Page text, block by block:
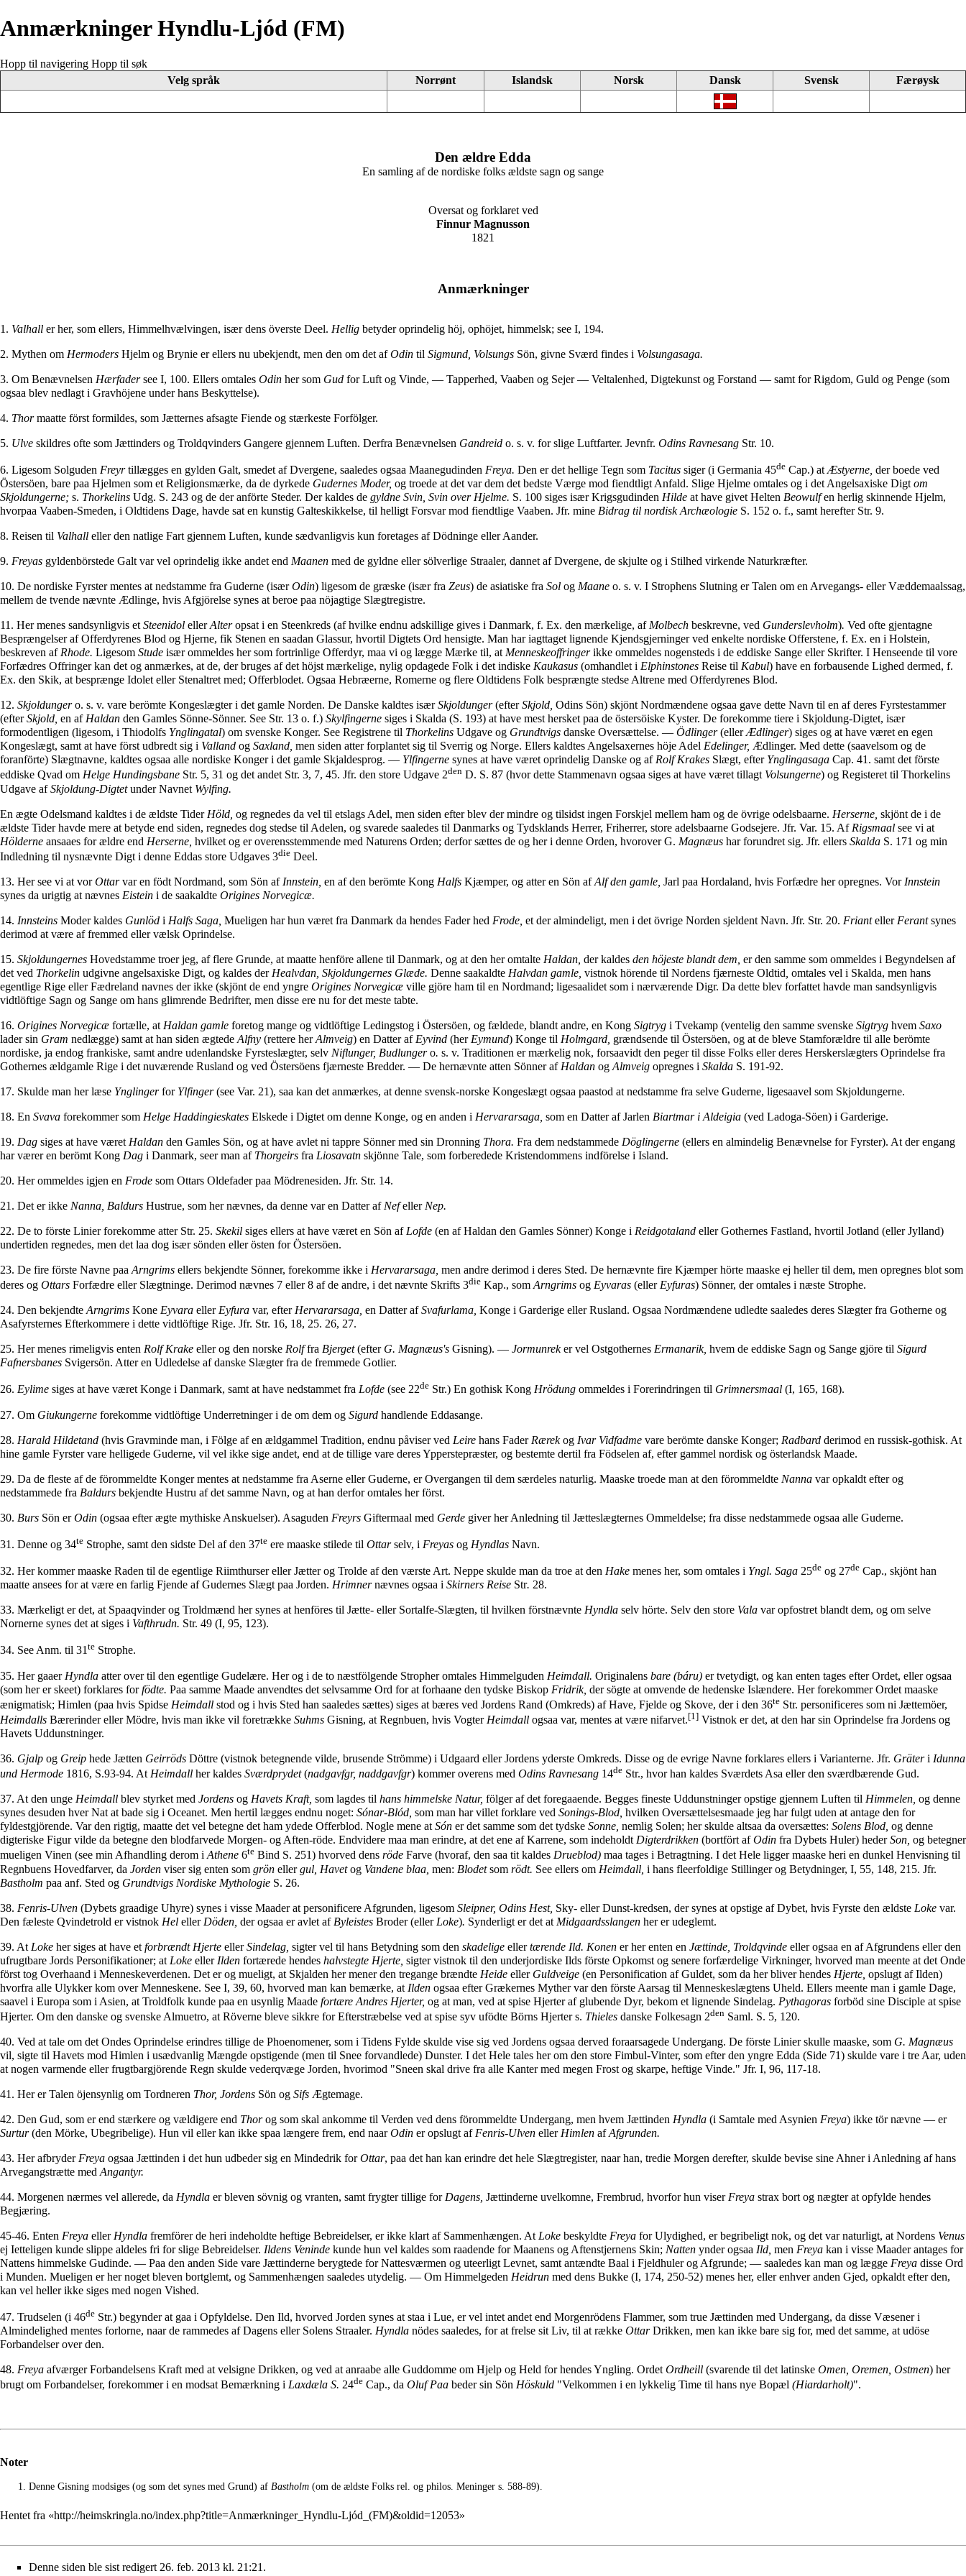
Anmærkninger Hyndlu-Ljód (FM)
Hopp til navigering Hopp til søk
Velg språk
Norrønt Islandsk Norsk Dansk Svensk Færøysk
Den ældre Edda
En samling af de nordiske folks ældste sagn og sange
Oversat og forklaret ved
Finnur Magnusson
1821
Anmærkninger
1. Valhall er her, som ellers, Himmelhvælvingen, især dens överste Deel. Hellig betyder oprindelig höj, ophöjet, himmelsk; see I, 194.
2. Mythen om Hermoders Hjelm og Brynie er ellers nu ubekjendt, men den om det afOdin til Sigmund, Volsungs Sön, givne Sværd findes i Volsungasaga.
3. Om Benævnelsen Hærfadersee I, 100. Ellers omtales Odin her som Gud for Luft og Vinde, — Tapperhed, Vaaben og Sejer — Veltalenhed, Digtekunst og Forstand — samt for Rigdom, Guld og Penge (som
ogsaa blev nedlagt i Gravhöjene under hans Beskyttelse).
4. Thormaatte först formildes, som Jætternes afsagte Fiende og stærkeste Forfölger.
5. Ulve skildres ofte som Jættinders og Troldqvinders Gangere gjennem Luften. Derfra Benævnelsen Gandreid o. s. v. for slige Luftfarter. Jevnfr. Odins Ravnesang Str. 10.
6. Ligesom Solguden Freyrtillægges en gylden Galt, smedet af Dvergene, saaledes ogsaa Maanegudinden Freya. Den er det hellige Tegn som Tacitus siger (i Germania 45de Cap.) at Æstyerne, der boede ved
Östersöen, bare paa Hjelmen som et Religionsmærke, da de dyrkede Gudernes Moder, og troede at det var dem det bedste Værge mod fiendtligt Anfald. Slige Hjelme omtales og i det Angelsaxiske Digt om
Skjoldungerne; s. Thorkelins Udg. S. 243 og de der anförte Steder. Der kaldes de gyldne Svin, Svin over Hjelme. S. 100 siges især Krigsgudinden Hilde at have givet Helten Beowulfen herlig skinnende Hjelm,
hvorpaa Vaaben-Smeden, i Oldtidens Dage, havde sat en kunstig Galteskikkelse, til helligt Forsvar mod fiendtlige Vaaben. Jfr. mine Bidrag til nordisk Archæologie S. 152 o. f., samt herefter Str. 9.
8. Reisen til Valhall eller den natlige Fart gjennem Luften, kunde sædvanligvis kun foretages af Dödninge eller Aander.
9. Freyas gyldenbörstede Galt var vel oprindelig ikke andet end Maanen med de gyldne eller sölverlige Straaler, dannet af Dvergene, de skjulte og i Stilhed virkende Naturkræfter.
10. De nordiske Fyrster mentes at nedstamme fra Guderne (isærOdin) ligesom de græske (især fra Zeus) de asiatiske fra Sol og Maane o. s. v. I Strophens Slutning er Talen om en Arvegangs- eller Væddemaalssag,
mellem de tvende nævnte Ædlinge, hvis Afgjörelse synes at beroe paa nöjagtige Slægtregistre.
11. Her menes sandsynligvis et Steenidol ellerAlteropsat i en Steenkreds (af hvilke endnu adskillige gives i Danmark, f. Ex. den mærkelige, af Molbech beskrevne, ved Gunderslevholm). Ved ofte gjentagne
Besprængelser af Offerdyrenes Blod og Hjerne, fik Stenen en saadan Glassur, hvortil Digtets Ord hensigte. Man har iagttaget lignende Kjendsgjerninger ved enkelte nordiske Offerstene, f. Ex. en i Holstein,
beskreven af Rhode. Ligesom Stude især ommeldes her som fortrinlige Offerdyr, maa vi og lægge Mærke til, at Menneskeoffringerikke ommeldes nogensteds i de eddiske Sange eller Skrifter. I Henseende til vore
Forfædres Offringer kan det og anmærkes, at de, der bruges af det höjst mærkelige, nylig opdagede Folk i det indiske Kaukasus (omhandlet i Elphinstones Reise til Kabul) have en forbausende Lighed dermed, f.
Ex. den Skik, at besprænge Idolet eller Stenaltret med; Offerblodet. Ogsaa Hebræerne, Romerne og flere Oldtidens Folk besprængte stedse Altrene med Offerdyrenes Blod.
12. Skjoldungero. s. v. vare berömte Kongeslægter i det gamle Norden. De Danske kaldtes isærSkjoldunger(efterSkjold, Odins Sön) skjönt Nordmændene ogsaa gave dette Navn til en af deres Fyrstestammer
(efterSkjold, en af Haldan den Gamles Sönne-Sönner. See Str. 13 o. f.) Skylfingerne siges i Skalda (S. 193) at have mest hersket paa de östersöiske Kyster. De forekomme tiere i Skjoldung-Digtet, især
formodentligen (ligesom, i Thiodolfs Ynglingatal) om svenske Konger. See Registrene til Thorkelins Udgave og Grundtvigs danske Oversættelse. — Ödlinger(ellerÆdlinger) siges og at have været en egen
Kongeslægt, samt at have först udbredt sig i Valland og Saxland, men siden atter forplantet sig til Sverrig og Norge. Ellers kaldtes Angelsaxernes höje Adel Edelinger, Ædlinger. Med dette (saavelsom og de
foranförte) Slægtnavne, kaldtes ogsaa alle nordiske Konger i det gamle Skjaldesprog. — Ylfingerne synes at have været oprindelig Danske og af Rolf Krakes Slægt, efter Ynglingasaga Cap. 41. samt det förste
eddiske Qvad om Helge Hundingsbane Str. 5, 31 og det andet Str. 3, 7, 45. Jfr. den store Udgave 2den D. S. 87 (hvor dette Stammenavn ogsaa siges at have været tillagt Volsungerne) og Registeret til Thorkelins
Udgave afSkjoldung-Digtetunder Navnet Wylfing.
En ægte Odelsmand kaldtes i de ældste Tider Höld, og regnedes da vel til etslags Adel, men siden efter blev der mindre og tilsidst ingen Forskjel mellem ham og de övrige odelsbaarne. Herserne, skjönt de i de
ældste Tider havde mere at betyde end siden, regnedes dog stedse til Adelen, og svarede saaledes til Danmarks og Tydsklands Herrer, Friherrer, store adelsbaarne Godsejere. Jfr. Var. 15. Af Rigsmaal see vi at
Hölderne ansaaes for ældre end Herserne, hvilket og er overensstemmende med Naturens Orden; derfor sættes de og her i denne Orden, hvorover G. Magnæus har forundret sig. Jfr. ellers Skalda S. 171 og min
Indledning til nysnævnte Digt i denne Eddas store Udgaves 3die Deel.
13. Her see vi at vorOttarvar en födt Nordmand, som Sön af Innstein, en af den berömte Kong Halfs Kjæmper, og atter en Sön afAlf den gamle, Jarl paa Hordaland, hvis Forfædre her opregnes. Vor Innstein
synes da urigtig at nævnes Eistein i de saakaldte Origines Norvegicæ.
14. Innsteins Moder kaldes Gunlöd i Halfs Saga, Mueligen har hun været fra Danmark da hendes Fader hed Frode, et der almindeligt, men i det övrige Norden sjeldent Navn. Jfr. Str. 20. Frianteller Ferantsynes
derimod at være af fremmed eller vælsk Oprindelse.
15. Skjoldungernes Hovedstamme troer jeg, af flere Grunde, at maatte henföre allene til Danmark, og at den her omtalte Haldan, der kaldes den höjeste blandt dem, er den samme som ommeldes i Begyndelsen af
det ved Thorkelin udgivne angelsaxiske Digt, og kaldes der Healvdan, Skjoldungernes Glæde. Denne saakaldte Halvdan gamle, vistnok hörende til Nordens fjærneste Oldtid omtales vel i Skalda, men hans
egentlige Rige eller Fædreland navnes der ikke (skjönt de end yngre Origines Norvegicæ ville gjöre ham til en Nordmand; ligesaalidet som i nærværende Digr. Da dette blev forfattet havde man sandsynligvis
vidtlöftige Sagn og Sange om hans glimrende Bedrifter, men disse ere nu for det meste tabte.
16. Origines Norvegicæ fortælle, at Haldan gamle foretog mange og vidtlöftige Ledingstog i Östersöen, og fældede, blandt andre, en Kong Sigtryg i Tvekamp (ventelig den samme svenske Sigtryg hvem Saxo
lader sin Gram nedlægge) samt at han siden ægtede Alfny (rettere herAlmveig) en Datter af Eyvind (her Eymund) Konge til Holmgard, grændsende til Östersöen, og at de bleve Stamforældre til alle berömte
nordiske, ja endog frankiske, samt andre udenlandske Fyrsteslægter, selv Niflunger, Budlungero. s. v. Traditionen er mærkelig nok, forsaavidt den peger til disse Folks eller deres Herskerslægters Oprindelse fra
Gothernes ældgamle Rige i det nuværende Rusland og ved Östersöens fjærneste Bredder. — De hernævnte atten Sönner af Haldan og Almveig opregnes i Skalda S. 191-92.
17. Skulde man her læse Ynglingerfor Ylfinger(see Var. 21), saa kan det anmærkes, at denne svensk-norske Kongeslægt ogsaa paastod at nedstamme fra selve Guderne, ligesaavel som Skjoldungerne.
18. En Svava forekommer som Helge Haddingieskates Elskede i Digtet om denne Konge, og en anden i Hervararsaga, som en Datter af Jarlen Biartmar i Aldeigia (ved Ladoga-Söen) i Garderige.
19. Dag siges at have været Haldan den Gamles Sön, og at have avlet ni tappre Sönner med sin Dronning Thora. Fra dem nedstammede Döglingerne (ellers en almindelig Benævnelse for Fyrster). At der engang
har værer en berömt Kong Dag i Danmark, seer man af Thorgeirs fra Liosavatn skjönne Tale, som forberedede Kristendommens indförelse i Island.
20. Her ommeldes igjen en Frode som Ottars Oldefader paa Mödrenesiden. Jfr. Str. 14.
21. Det er ikke Nanna, Baldurs Hustrue, som her nævnes, da denne var en Datter af Nefeller Nep.
22. De to förste Linier forekomme atter Str. 25. Skekil siges ellers at have været en Sön af Lofde (en af Haldan den Gamles Sönner) Konge i Reidgotaland eller Gothernes Fastland, hvortil Jotland (eller Jylland)
undertiden regnedes, men det laa dog især sönden eller östen for Östersöen.
23. De fire förste Navne paa Arngrims ellers bekjendte Sönner, forekomme ikke i Hervararsaga, men andre derimod i deres Sted. De hernævnte fire Kjæmper hörte maaske ej heller til dem, men opregnes blot som
deres og Ottars Forfædre eller Slægtninge. Derimod nævnes 7 eller 8 af de andre, i det nævnte Skrifts 3die Kap., som Arngrims og Eyvaras (eller Eyfuras) Sönner, der omtales i næste Strophe.
24. Den bekjendte Arngrims Kone Eyvara eller Eyfura var, efter Hervararsaga, en Datter afSvafurlama, Konge i Garderige eller Rusland. Ogsaa Nordmændene udledte saaledes deres Slægter fra Gotherne og
Asafyrsternes Efterkommere i dette vidtlöftige Rige. Jfr. Str. 16, 18, 25. 26, 27.
25. Her menes rimeligvis enten Rolf Krake eller og den norske Rolffra Bjerget(efter G. Magnæus's Gisning). — Jormunreker vel Ostgothernes Ermanarik, hvem de eddiske Sagn og Sange gjöre til Sigurd
Fafnersbanes Svigersön. Atter en Udledelse af danske Slægter fra de fremmede Gotlier.
26. Eylime siges at have været Konge i Danmark, samt at have nedstammet fra Lofde (see 22de Str.) En gothisk Kong Hrödung ommeldes i Forerindringen til Grimnersmaal (I, 165, 168).
27. Om Giukungerne forekomme vidtlöftige Underretninger i de om dem og Sigurd handlende Eddasange.
28. Harald Hildetand (hvis Gravminde man, i Fölge af en ældgammel Tradition, endnu påviser ved Leire hans Fader Rærekog Ivar Vidfadme vare berömte danske Konger; Radbard derimod en russisk-gothisk. At
hine gamle Fyrster vare helligede Guderne, vil vel ikke sige andet, end at de tillige vare deres Ypperstepræster, og bestemte dertil fra Födselen af, efter gammel nordisk og österlandsk Maade.
29. Da de fleste af de förommeldte Konger mentes at nedstamme fra Aserne eller Guderne, er Overgangen til dem særdeles naturlig. Maaske troede man at den förommeldte Nanna var opkaldt efter og
nedstammede fra Baldurs bekjendte Hustru af det samme Navn, og at han derfor omtales her först.
30. Burs Sön erOdin (ogsaa efter ægte mythiske Anskuelser). Asaguden Freyrs Giftermaal med Gerde giver her Anledning til Jætteslægternes Ommeldelse; fra disse nedstammede ogsaa alle Guderne.
31. Denne og 34te Strophe, samt den sidste Del af den 37te ere maaske stilede til Ottarselv, i Freyas og Hyndlas Navn.
32. Her kommer maaske Raden til de egentlige Riimthurser eller Jætter og Trolde af den værste Art. Neppe skulde man da troe at den Hake menes her, som omtales i Yngl. Saga 25de og 27de Cap., skjönt han
maatte ansees for at være en farlig Fjende af Gudernes Slægt paa Jorden. Hrimnernævnes ogsaa i Skirners Reise Str. 28.
33. Mærkeligt er det, at Spaaqvinder og Troldmænd her synes at henföres til Jætte- eller Sortalfe-Slægten, til hvilken förstnævnte Hyndla selv hörte. Selv den store Vala var opfostret blandt dem, og om selve
Nornerne synes det at siges i Vafthrudn. Str. 49 (I, 95, 123).
34. See Anm. til 31te Strophe.
35. Her gaaer Hyndla atter over til den egentlige Gudelære. Her og i de to næstfölgende Stropher omtales Himmelguden Heimdall. Originalens bare (báru) er tvetydigt, og kan enten tages efter Ordet, eller ogsaa
(som her er skeet) forklares forfödte. Paa samme Maade anvendtes det selvsamme Ord for at forhaane den tydske Biskop Fridrik, der sögte at omvende de hedenske Islændere. Her forekommer Ordet maaske
ænigmatisk; Himlen (paa hvis Spidse Heimdall stod og i hvis Sted han saaledes sættes) siges at bæres ved Jordens Rand (Omkreds) af Have, Fjelde og Skove, der i den 36te Str. personificeres som ni Jættemöer,
Heimdalls Bærerinder eller Mödre, hvis man ikke vil foretrække Suhms Gisning, at Regnbuen, hvis Vogter Heimdall ogsaa var, mentes at være nifarvet.[1] Vistnok er det, at den har sin Oprindelse fra Jordens og
Havets Uddunstninger.
36. Gjalp og Greip hede Jætten Geirröds Döttre (vistnok betegnende vilde, brusende Strömme) i Udgaard eller Jordens yderste Omkreds. Disse og de evrige Navne forklares ellers i Varianterne. Jfr. Gräteri Idunna
und Hermode 1816, S.93-94. AtHeimdall her kaldes Sværdprydet(nadgavfgr, naddgavfgr) kommer overens med Odins Ravnesang 14de Str., hvor han kaldes Sværdets Asa eller den sværdbærende Gud.
37. At den unge Heimdall blev styrket med Jordens og Havets Kraft, som lagdes til hans himmelske Natur, fölger af det foregaaende. Begges fineste Uddunstninger opstige gjennem Luften til Himmelen, og denne
synes desuden hver Nat at bade sig i Oceanet. Men hertil lægges endnu noget: Sónar-Blód, som man har villet forklare ved Sonings-Blod, hvilken Oversættelsesmaade jeg har fulgt uden at antage den for
fyldestgjörende. Var den rigtig, maatte det vel betegne det ham ydede Offerblod. Nogle mene atSón er det samme som det tydske Sonne, nemlig Solen; her skulde altsaa da oversættes: Solens Blod, og denne
digteriske Figur vilde da betegne den blodfarvede Morgen- og Aften-röde. Endvidere maa man erindre, at det ene af Karrene, som indeholdtDigterdrikken (bortfört afOdin fra Dybets Huler) hederSon, og betegner
mueligen Vinen (see min Afhandling derom iAthene 6te Bind S. 251) hvorved dens röde Farve (hvoraf, den saa tit kaldes Drueblod) maa tages i Betragtning. I det Hele ligger maaske heri en dunkel Henvisning til
Regnbuens Hovedfarver, da Jorden viser sig enten som grön ellergul, Havetog Vandene blaa, men: Blodetsom rödt. See ellers om Heimdall, i hans fleerfoldige Stillinger og Betydninger, I, 55, 148, 215. Jfr.
Bastholm paa anf. Sted og Grundtvigs Nordiske Mythologie S. 26.
38. Fenris-Ulven (Dybets graadige Uhyre) synes i visse Maader at personificere Afgrunden, ligesom Sleipner, Odins Hest, Sky- eller Dunst-kredsen, der synes at opstige af Dybet, hvis Fyrste den ældste Loke var.
Den fæleste Qvindetrold er vistnok Hel eller Döden, der ogsaa er avlet af Byleistes Broder (eller Loke). Synderligt er det at Midgaardsslangen her er udeglemt.
39. At Loke her siges at have et forbrændt Hjerte ellerSindelag, sigter vel til hans Betydning som den skadelige ellertærende Ild. Konen er her enten en Jættinde, Troldqvinde eller ogsaa en af Afgrundens eller den
ufrugtbare Jords Personifikationer; at Loke eller Ilden fortærede hendes halvstegte Hjerte, sigter vistnok til den underjordiske Ilds förste Opkomst og senere forfærdelige Virkninger, hvorved man meente at det Onde
först tog Overhaand i Menneskeverdenen. Det er og mueligt, at Skjalden her mener den tregange brændte Heide eller Guldveige (en Personification af Guldet, som da her bliver hendes Hjerte, opslugt af Ilden)
hvorfra alle Ulykker kom over Menneskene. See I, 39, 60, hvorved man kan bemærke, at Ilden ogsaa efter Grækernes Myther var den förste Aarsag til Menneskeslægtens Uheld. Ellers meente man i gamle Dage,
saavel i Europa som i Asien, at Troldfolk kunde paa en usynlig Maade fortære Andres Hjerter, og at man, ved at spise Hjerter af glubende Dyr, bekom et lignende Sindelag. Pythagoras forböd sine Disciple at spise
Hjerter. Om den danske og svenske Almuetro, at Röverne bleve sikkre for Efterstræbelse ved at spise syv ufödte Börns Hjerter s. Thieles danske Folkesagn 2den Saml. S. 5, 120.
40. Ved at tale om det Ondes Oprindelse erindres tillige de Phoenomener, som i Tidens Fylde skulde vise sig ved Jordens ogsaa derved foraarsagede Undergang. De förste Linier skulle maaske, som G. Magnæus
vil, sigte til Havets mod Himlen i usædvanlig Mængde opstigende (men til Snee forvandlede) Dunster. I det Hele tales her om den store Fimbul-Vinter, som efter den yngre Edda (Side 71) skulde vare i tre Aar, uden
at nogen varmende eller frugtbargjörende Regn skulde vederqvæge Jorden, hvorimod "Sneen skal drive fra alle Kanter med megen Frost og skarpe, heftige Vinde." Jfr. I, 96, 117-18.
41. Her er Talen öjensynlig om Tordneren Thor, Jordens Sön og Sifs Ægtemage.
42. Den Gud, som er end stærkere og vældigere end Thorog som skal ankomme til Verden ved dens förommeldte Undergang, men hvem Jættinden Hyndla (i Samtale med Asynien Freya) ikke tör nævne — er
Surtur(den Mörke, Ubegribelige). Hun vil eller kan ikke spaa længere frem, end naarOdin er opslugt af Fenris-Ulven eller Himlen afAfgrunden.
43. Her afbryder Freya ogsaa Jættinden i det hun udbeder sig en Mindedrik forOttar, paa det han kan erindre det hele Slægtregister, naar han, tredie Morgen derefter, skulde bevise sine Ahner i Anledning af hans
Arvegangstrætte med Angantyr.
44. Morgenen nærmes vel allerede, da Hyndla er bleven sövnig og vranten, samt frygter tillige for Dagens, Jættinderne uvelkomne, Frembrud, hvorfor hun viser Freya strax bort og nægter at opfylde hendes
Begjæring.
45-46. Enten Freya eller Hyndla fremförer de heri indeholdte heftige Bebreidelser, er ikke klart af Sammenhængen. At Loke beskyldte Freya for Ulydighed, er begribeligt nok, og det var naturligt, at Nordens Venus
ej Ietteligen kunde slippe aldeles fri for slige Bebreidelser. Ildens Veninde kunde hun vel kaldes som raadende for Maanens og Aftenstjernens Skin; Natten ynder ogsaa Ild, men Freya kan i visse Maader antages for
Nattens himmelske Gudinde. — Paa den anden Side vare Jættinderne berygtede for Nattesværmen og uteerligt Levnet, samt antændte Baal i Fjeldhuler og Afgrunde; — saaledes kan man og lægge Freya disse Ord
i Munden. Mueligen er her noget bleven bortglemt, og Sammenhængen saaledes utydelig. — Om Himmelgeden Heidrun med dens Bukke (I, 174, 250-52) menes her, eller enhver anden Gjed, opkaldt efter den,
kan vel heller ikke siges med nogen Vished.
47. Trudselen (i 46de Str.) begynder at gaa i Opfyldelse. Den Ild, hvorved Jorden synes at staa i Lue, er vel intet andet end Morgenrödens Flammer, som true Jættinden med Undergang, da disse Væsener i
Almindelighed mentes forlorne, naar de rammedes af Dagens eller Solens Straaler. Hyndla nödes saaledes, for at frelse sit Liv, til at række OttarDrikken, men kan ikke bare sig for, med det samme, at udöse
Forbandelser over den.
48. Freya afværger Forbandelsens Kraft med at velsigne Drikken, og ved at anraabe alle Guddomme om Hjelp og Held for hendes Yngling. OrdetOrdheill (svarende til det latinske Omen, Oremen, Ostmen) her
brugt om Forbandelser, forekommer i en modsat Bemærkning i Laxdæla S. 24de Cap., da Oluf Paa beder sin Sön Höskuld "Velkommen i en lykkelig Time til hans nye Bopæl (Hiardarholt)".
Noter
Denne Gisning modsiges (og som det synes med Grund) af Bastholm (om de ældste Folks rel. og philos. Meninger s. 588-89).
Hentet fra «http://heimskringla.no/index.php?title=Anmærkninger_Hyndlu-Ljód_(FM)&oldid=12053»
Denne siden ble sist redigert 26. feb. 2013 kl. 21:21.